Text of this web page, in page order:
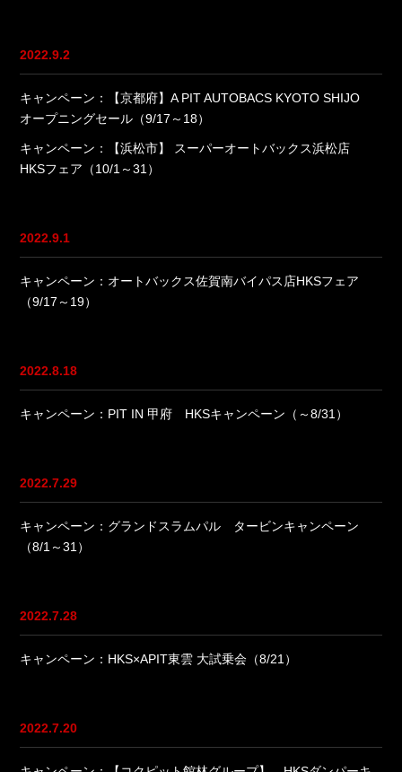
2022.9.2
キャンペーン：【京都府】A PIT AUTOBACS KYOTO SHIJO
オープニングセール（9/17～18）
キャンペーン：【浜松市】 スーパーオートバックス浜松店
HKSフェア（10/1～31）
2022.9.1
キャンペーン：オートバックス佐賀南バイパス店HKSフェア
（9/17～19）
2022.8.18
キャンペーン：PIT IN 甲府 HKSキャンペーン（～8/31）
2022.7.29
キャンペーン：グランドスラムパル タービンキャンペーン
（8/1～31）
2022.7.28
キャンペーン：HKS×APIT東雲 大試乗会（8/21）
2022.7.20